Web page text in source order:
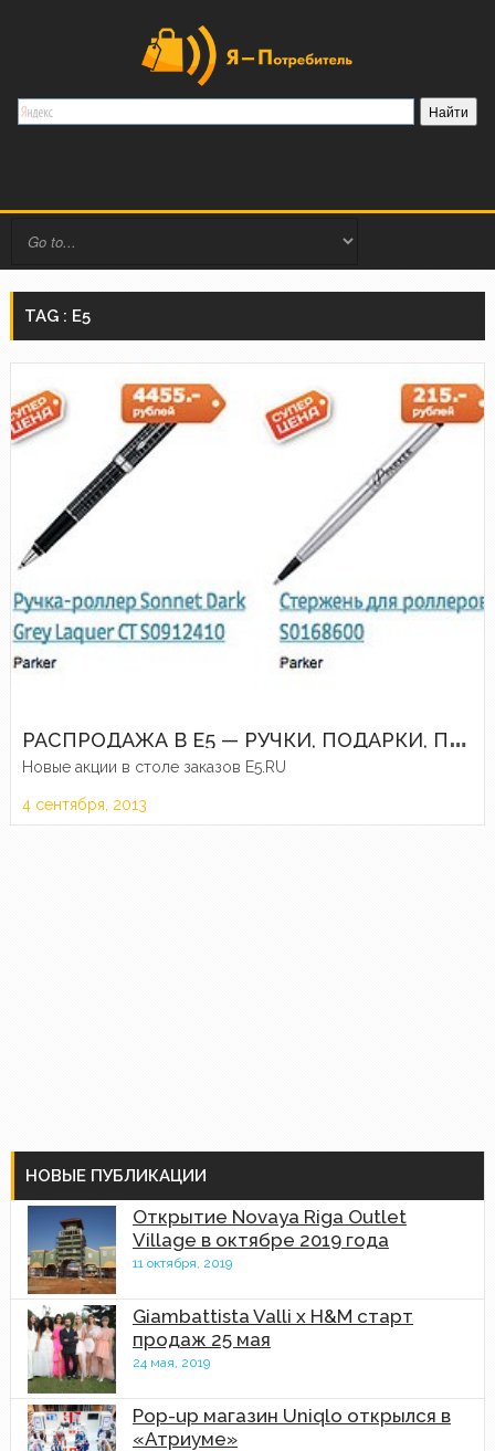
TAG : E5
Р
АСПРОДАЖА В E5 — РУЧКИ, ПОДАРКИ, ПАЛАТКИ, БЕЛЬЕ
Новые акции в столе заказов E5.RU
4 сентября, 2013
НОВЫЕ ПУБЛИКАЦИИ
Открытие Novaya Riga Outlet
Village в октябре 2019 года
11 октября, 2019
Giambattista Valli x H&M старт
продаж 25 мая
24 мая, 2019
Pop-up магазин Uniqlo открылся в
«Атриуме»